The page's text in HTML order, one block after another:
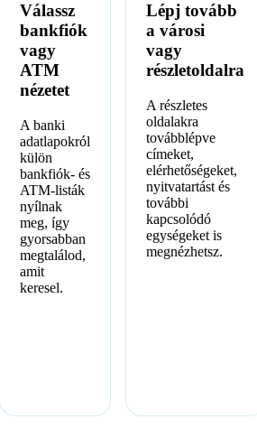
Válassz
bankfiók
vagy
ATM
nézetet
A banki
adatlapokról
külön
bankfiók- és
ATM-listák
nyílnak
meg, így
gyorsabban
megtalálod,
amit
keresel.
Lépj tovább
a városi
vagy
részletoldalra
A részletes
oldalakra
továbblépve
címeket,
elérhetőségeket,
nyitvatartást és
további
kapcsolódó
egységeket is
megnézhetsz.